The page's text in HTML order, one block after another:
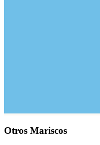
Otros Mariscos